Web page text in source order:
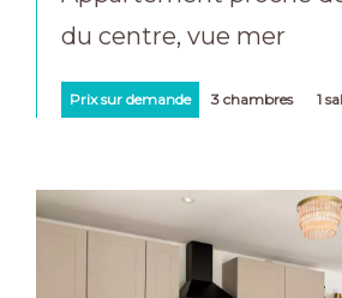
du centre, vue mer
Prix sur demande 3 chambres 1